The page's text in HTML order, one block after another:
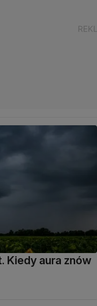
Kiedy aura znów